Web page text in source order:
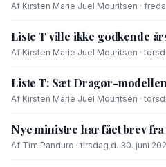
Af Kirsten Marie Juel Mouritsen ·
Liste T ville ikke godkende
Af Kirsten Marie Juel Mouritsen ·
Liste T: Sæt Dragør-
Af Kirsten Marie Juel Mouritsen ·
Nye ministre har fået brev
Af Tim Panduro · tirsdag d. 30. juni